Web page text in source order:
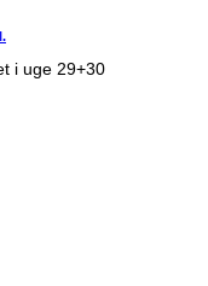
i uge 29+30